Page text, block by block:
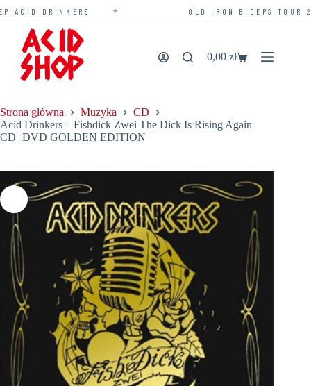
DRINKERS OLD IRON BICEPS TOUR
Przejdź
treści
Koszyk
0,00zł
Strona główna Muzyka
CD
Acid Drinkers – Fishdick Zwei The Dick Is Rising Again
CD+DVD GOLDEN EDITION